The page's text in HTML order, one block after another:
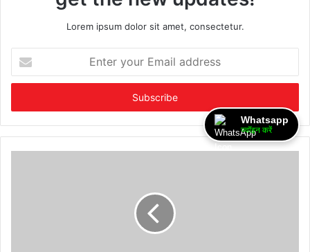
Lorem ipsum dolor sit amet, consectetur.
your
Email
Whatsapp
ज्वॉइन करें